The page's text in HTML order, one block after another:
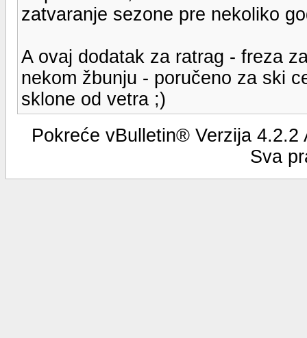
zatvaranje sezone pre nekoliko
A ovaj dodatak za ratrag - freza
nekom žbunju - poručeno za ski
sklone od vetra ;)
Pokreće vBulletin® Verzija
Sva